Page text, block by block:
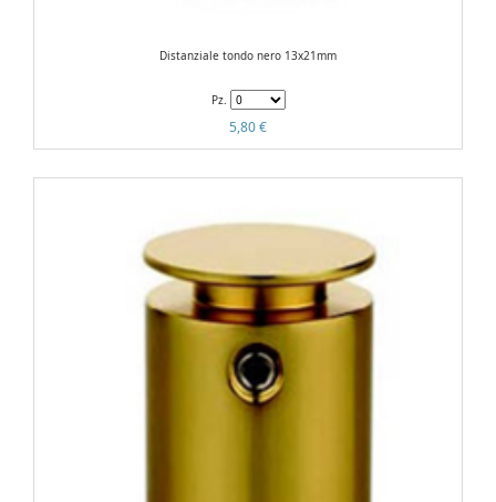
Distanziale tondo nero 13x21mm
Pz.
5,80 €